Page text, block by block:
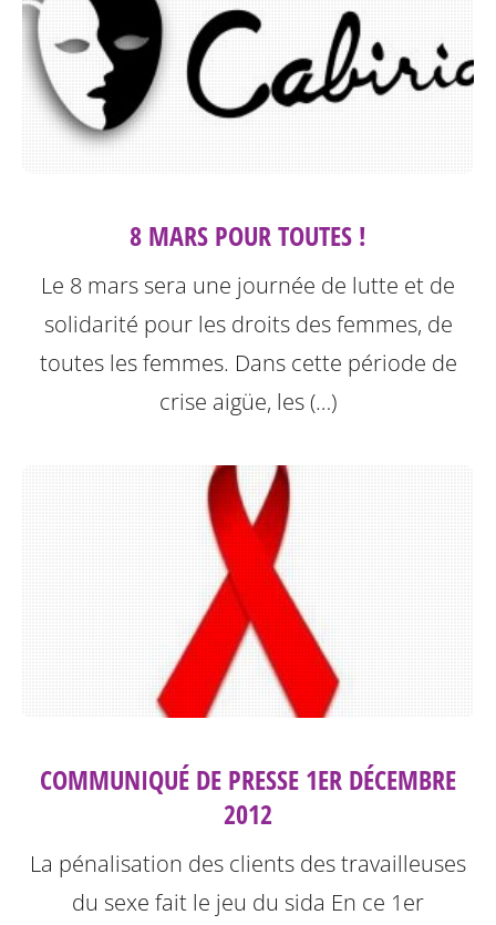
8 MARS POUR TOUTES !
Le 8 mars sera une journée de lutte et de
solidarité pour les droits des femmes, de
toutes les femmes. Dans cette période de
crise aigüe, les (…)
COMMUNIQUÉ DE PRESSE 1ER DÉCEMBRE
2012
La pénalisation des clients des travailleuses
du sexe fait le jeu du sida En ce 1er